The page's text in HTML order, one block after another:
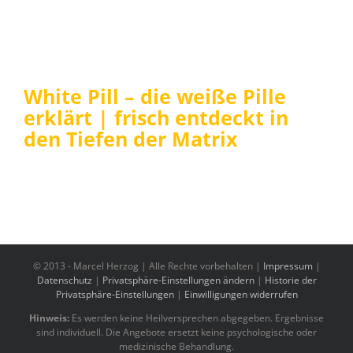
White Pill – die weiße Pille
erklärt | frisch entdeckt in
den Tiefen der Matrix
© 2013 - Marcel Herzog | Alle Rechte vorbehalten | Impressum |
Datenschutz | Privatsphäre-Einstellungen ändern| Historie der
Privatsphäre-Einstellungen| Einwilligungen widerrufen
Hinweis: Es werden keine Heilversprechen abgegeben. Ergebnisse
sind individuell. Die Angebote ersetzt keine psychologische oder
medizinische Behandlung.